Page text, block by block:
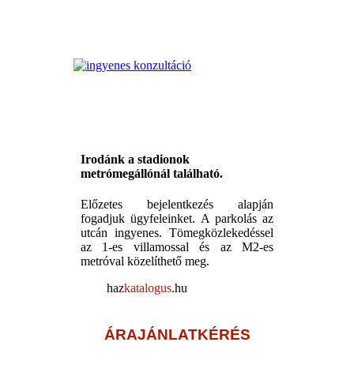
Irodánk a stadionok
metrómegállónál található.
Előzetes bejelentkezés alapján
fogadjuk ügyfeleinket. A parkolás az
utcán ingyenes. Tömegközlekedéssel
az 1-es villamossal és az M2-es
metróval közelíthető meg.
hazkatalogus.hu
ÁRAJÁNLATKÉRÉS